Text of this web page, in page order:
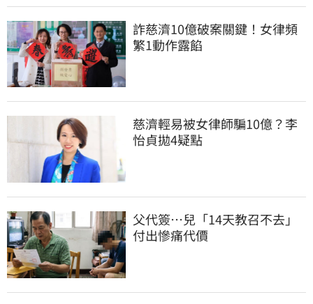
詐慈濟10億破案關鍵！女律頻
繁1動作露餡
慈濟輕易被女律師騙10億？李
怡貞拋4疑點
父代簽…兒「14天教召不去」
付出慘痛代價